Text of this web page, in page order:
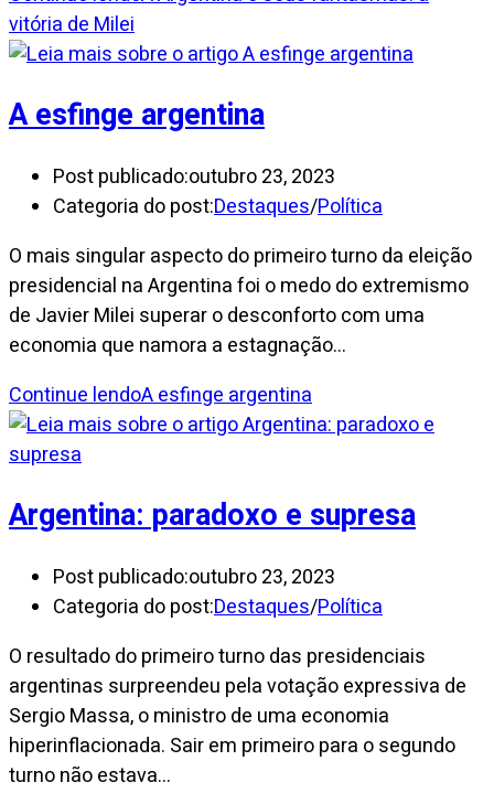
vitória de Milei
A esfinge argentina
Post publicado:outubro 23, 2023
Categoria do post:Destaques/Política
O mais singular aspecto do primeiro turno da eleição
presidencial na Argentina foi o medo do extremismo
de Javier Milei superar o desconforto com uma
economia que namora a estagnação…
Continue lendoA esfinge argentina
Argentina: paradoxo e supresa
Post publicado:outubro 23, 2023
Categoria do post:Destaques/Política
O resultado do primeiro turno das presidenciais
argentinas surpreendeu pela votação expressiva de
Sergio Massa, o ministro de uma economia
hiperinflacionada. Sair em primeiro para o segundo
turno não estava…